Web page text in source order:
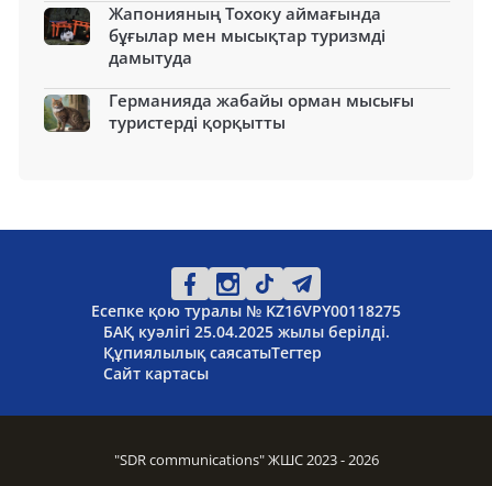
Жапонияның Тохоку аймағында
бұғылар мен мысықтар туризмді
дамытуда
Германияда жабайы орман мысығы
туристерді қорқытты
Есепке қою туралы № KZ16VPY00118275
БАҚ куәлігі 25.04.2025 жылы берілді.
Құпиялылық саясатыТегтер
Сайт картасы
"SDR communications" ЖШС 2023 - 2026